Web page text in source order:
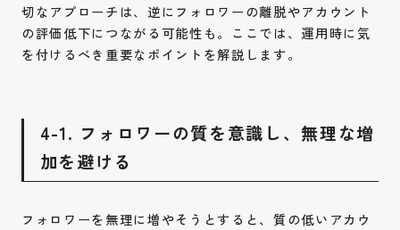
切なアプローチは、逆にフォロワーの離脱やアカウント
の評価低下につながる可能性も。ここでは、運用時に気
を付けるべき重要なポイントを解説します。
4-1. フォロワーの質を意識し、無理な増
加を避ける
フォロワーを無理に増やそうとすると、質の低いアカウ